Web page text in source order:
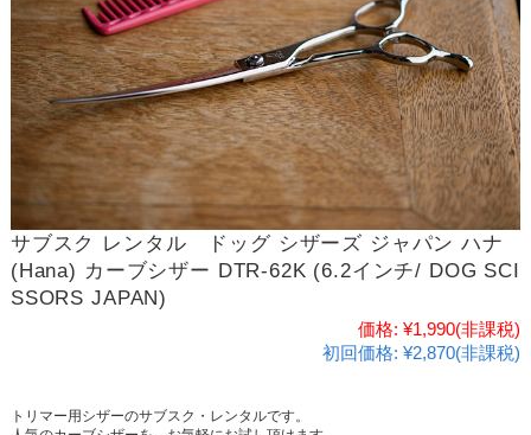
サブスク レンタル ドッグ シザーズ ジャパン ハナ
(Hana) カーブシザー DTR-62K (6.2インチ/ DOG SCI
SSORS JAPAN)
価格: ¥1,990(非課税)
初回価格: ¥2,870(非課税)
トリマー用シザーのサブスク・レンタルです。